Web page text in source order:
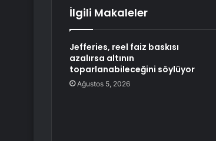
İlgili Makaleler
Jefferies, reel faiz baskısı
azalırsa altının
toparlanabileceğini söylüyor
Ağustos 5, 2026